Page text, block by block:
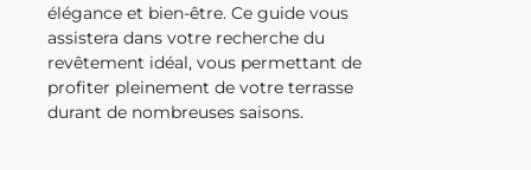
élégance et bien-être. Ce guide vous
assistera dans votre recherche du
revêtement idéal, vous permettant de
profiter pleinement de votre terrasse
durant de nombreuses saisons.